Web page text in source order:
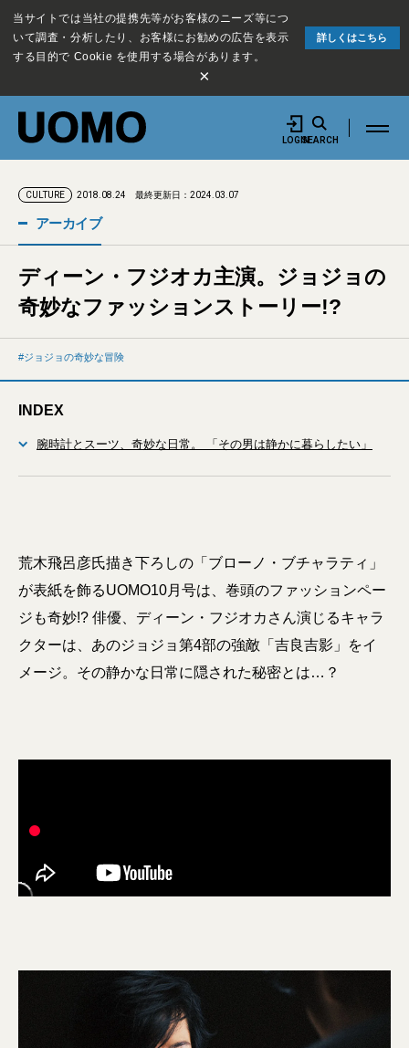
当サイトでは当社の提携先等がお客様のニーズ等につ
いて調査・分析したり、お客様にお勧めの広告を表示
する目的で Cookie を使用する場合があります。
詳しくはこちら
×
LOGINSEARCH
CULTURE 2018.08.24 最終更新日：2024.03.07
アーカイブ
ディーン・フジオカ主演。ジョジョの
奇妙なファッションストーリー!?
ジョジョの奇妙な冒険
INDEX
腕時計とスーツ、奇妙な日常。 「その男は静かに暮らしたい」
荒木飛呂彦氏描き下ろしの「ブローノ・ブチャラティ」
が表紙を飾るUOMO10月号は、巻頭のファッションペー
ジも奇妙!? 俳優、ディーン・フジオカさん演じるキャラ
クターは、あのジョジョ第4部の強敵「吉良吉影」をイ
メージ。その静かな日常に隠された秘密とは…？